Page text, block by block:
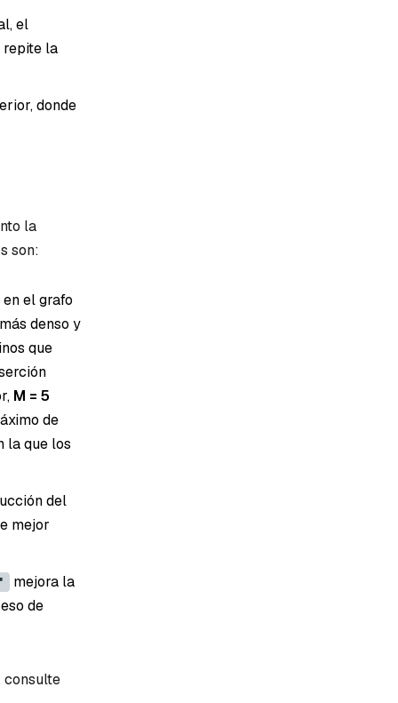
el
repite la
donde
la
son:
el grafo
denso y
que
M = 5
de
la que los
del
mejor
mejora la
de
consulte